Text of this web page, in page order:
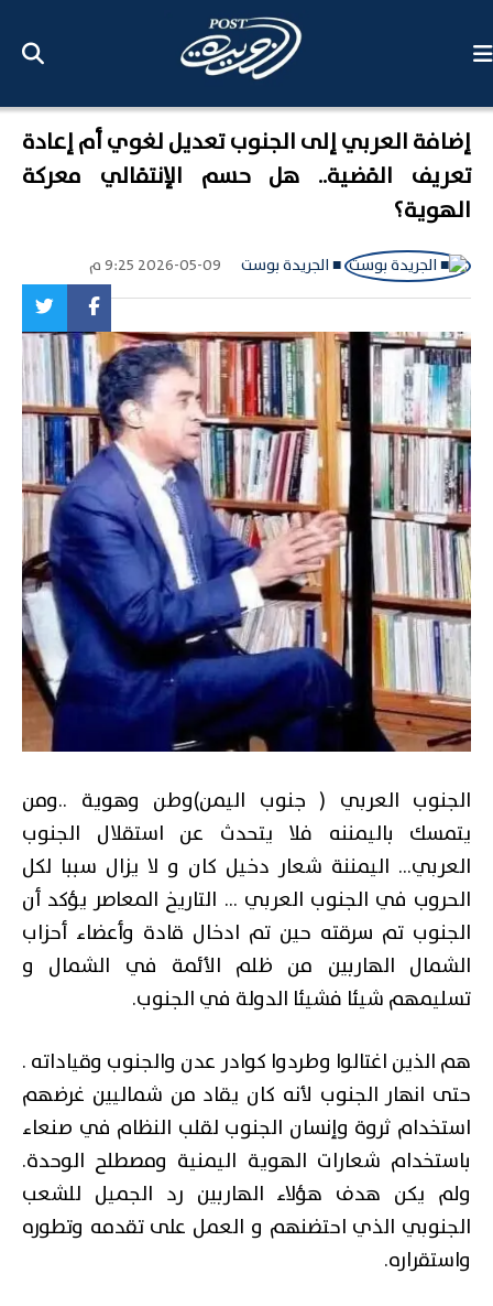
إضافة العربي إلى الجنوب تعديل لغوي أم إعادة
تعريف القضية.. هل حسم الإنتقالي معركة
الهوية؟
■ الجريدة بوست 2026-05-09 9:25 م
الجنوب العربي ( جنوب اليمن)وطن وهوية ..ومن
يتمسك باليمننه فلا يتحدث عن استقلال الجنوب
العربي… اليمننة شعار دخيل كان و لا يزال سببا لكل
الحروب في الجنوب العربي … التاريخ المعاصر يؤكد أن
الجنوب تم سرقته حين تم ادخال قادة وأعضاء أحزاب
الشمال الهاربين من ظلم الأئمة في الشمال و
تسليمهم شيئا فشيئا الدولة في الجنوب.
هم الذين اغتالوا وطردوا كوادر عدن والجنوب وقياداته .
حتى انهار الجنوب لأنه كان يقاد من شماليين غرضهم
استخدام ثروة وإنسان الجنوب لقلب النظام في صنعاء
باستخدام شعارات الهوية اليمنية ومصطلح الوحدة.
ولم يكن هدف هؤلاء الهاربين رد الجميل للشعب
الجنوبي الذي احتضنهم و العمل على تقدمه وتطوره
واستقراره.